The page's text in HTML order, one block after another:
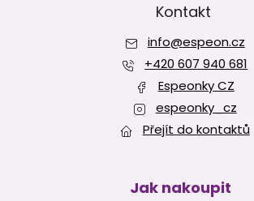
Kontakt
info@espeon.cz
+420 607 940 681
Espeonky CZ
espeonky_cz
Přejít do kontaktů
Jak nakoupit